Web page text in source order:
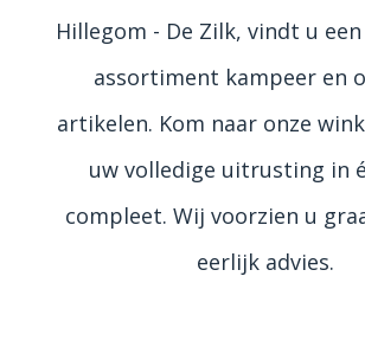
Hillegom - De Zilk, vindt u
assortiment kampeer en
artikelen. Kom naar onze
uw volledige uitrusting in
compleet. Wij voorzien u
eerlijk advies.